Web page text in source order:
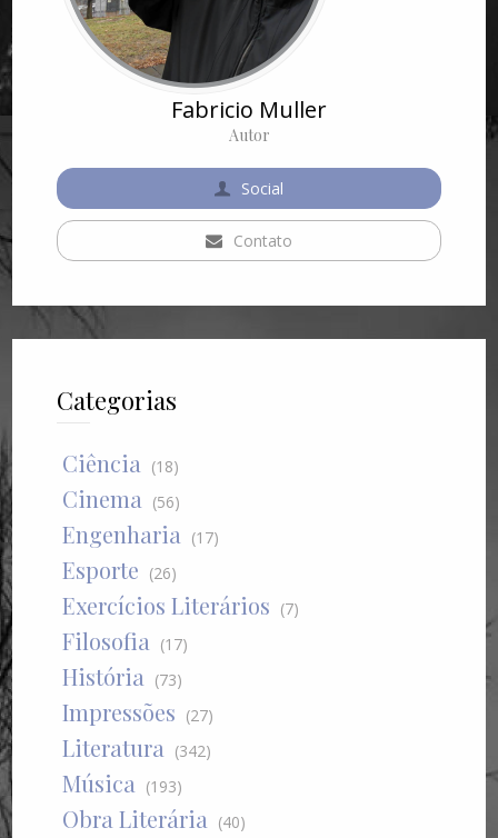
Fabricio Muller
Autor
Social
Contato
Categorias
Ciência (18)
Cinema (56)
Engenharia (17)
Esporte (26)
Exercícios Literários (7)
Filosofia (17)
História (73)
Impressões (27)
Literatura (342)
Música (193)
Obra Literária (40)